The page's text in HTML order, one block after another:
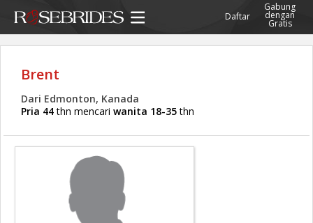
Daftar
Gabung
dengan
Gratis
Brent
Dari Edmonton, Kanada
Pria 44thn mencari wanita 18-35thn